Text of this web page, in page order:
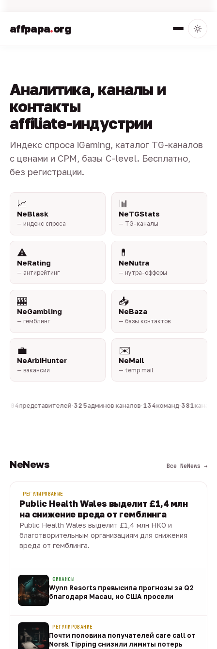
affpapa.org
Аналитика, каналы и
контакты
affiliate-индустрии
Индекс спроса iGaming, каталог TG-каналов
с ценами и CPM, базы C-level. Бесплатно,
без регистрации.
📈
NeBlask
— индекс спроса
📊
NeTGStats
— TG-каналы
⚠️
NeRating
— антирейтинг
💊
NeNutra
— нутра-офферы
🎰
NeGambling
— гемблинг
📥
NeBaza
— базы контактов
💼
NeArbiHunter
— вакансии
✉️
NeMail
— temp mail
804представителей·325админов каналов·134команд·381каналов
NeNews Все NeNews →
РЕГУЛИРОВАНИЕ
Public Health Wales выделит £1,4 млн
на снижение вреда от гемблинга
Public Health Wales выделит £1,4 млн НКО и
благотворительным организациям для снижения
вреда от гемблинга.
ФИНАНСЫ
Wynn Resorts превысила прогнозы за Q2
благодаря Macau, но США просели
РЕГУЛИРОВАНИЕ
Почти половина получателей care call от
Norsk Tipping снизили лимиты потерь